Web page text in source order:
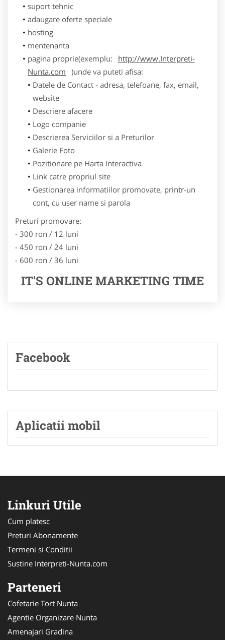
suport tehnic
adaugare oferte speciale
hosting
mentenanta
pagina proprie(exemplu:
http://www.Interpreti-
Nunta.com )unde va puteti afisa:
Datele de Contact - adresa, telefoane, fax, email,
website
Descriere afacere
Logo companie
Descrierea Serviciilor si a Preturilor
Galerie Foto
Pozitionare pe Harta Interactiva
Link catre propriul site
Gestionarea informatiilor promovate, printr-un
cont, cu user name si parola
Preturi promovare:
- 300 ron / 12 luni
- 450 ron / 24 luni
- 600 ron / 36 luni
IT'S ONLINE MARKETING TIME
Facebook
Aplicatii mobil
Linkuri Utile
Cum platesc
Preturi Abonamente
Termeni si Conditii
Sustine Interpreti-Nunta.com
Parteneri
Cofetarie Tort Nunta
Agentie Organizare Nunta
Amenajari Gradina